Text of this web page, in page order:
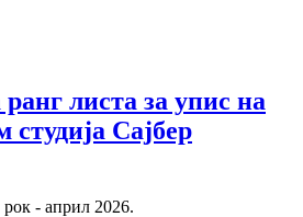
листа за упис на
студија Сајбер
- април 2026.